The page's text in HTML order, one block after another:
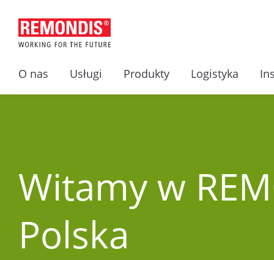
O nas Usługi Produkty Logistyka
Witamy w
Polska